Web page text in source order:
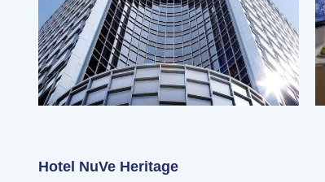
Hotel NuVe Heritage